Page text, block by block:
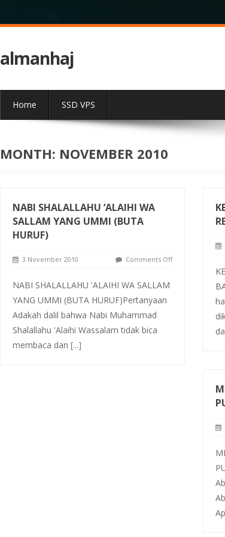
almanhaj
Home SSD VPS
MONTH: NOVEMBER 2010
NABI SHALALLAHU ‘ALAIHI WA
SALLAM YANG UMMI (BUTA
HURUF)
3 November 2010 Comments Off
NABI SHALALLAHU 'ALAIHI WA SALLAM
YANG UMMI (BUTA HURUF)Pertanyaan
Adakah dalil bahwa Nabi Muhammad
Shalallahu 'Alaihi Wassalam tidak bica
membaca dan [...]